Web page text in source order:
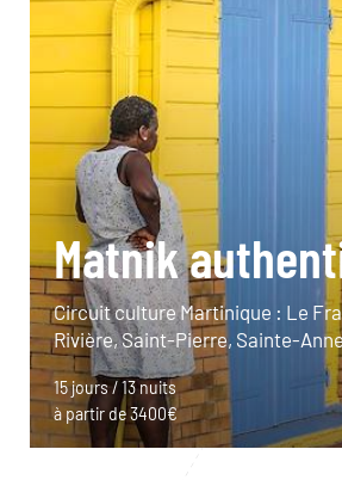
Matnik
Circuit culture Martinique : Le
Rivière, Saint-Pierre, Sainte-
15 jours / 13 nuits
à partir de 3400€